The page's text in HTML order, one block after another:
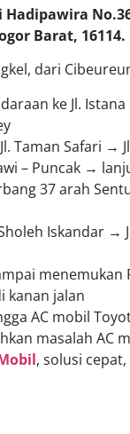
Barat, 16114.
dari
ke Jl.
Taman Safari →
– Puncak →
37 arah
Iskandar →
menemukan
kanan jalan
AC mobil
masalah AC
, solusi